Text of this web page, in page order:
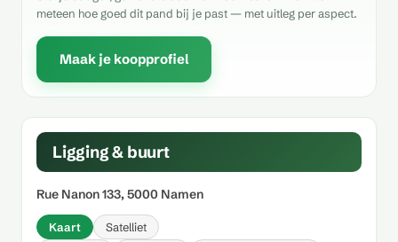
meteen hoe goed dit pand bij je past — met uitleg per aspect.
Maak je koopprofiel
Ligging & buurt
Rue Nanon 133, 5000 Namen
Kaart
Satelliet